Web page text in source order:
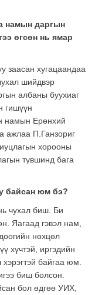
намын даргын
өгсөн нь ямар
заасан хугацаандаа
шийдвэр
албаны буухиаг
гишүүн
намын Ерөнхий
ажлаа П.Ганзориг
хорооны
түвшинд бага
байсан юм бэ?
чухал биш. Би
Яагаад гэвэл нам,
нөхцөл
хүчтэй, иргэдийн
байгаа юм.
биш болсон.
бол өдгөө УИХ,